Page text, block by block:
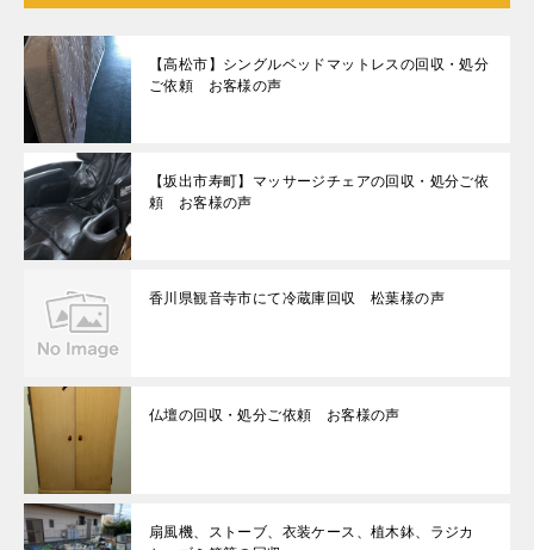
【高松市】シングルベッドマットレスの回収・処分
ご依頼 お客様の声
【坂出市寿町】マッサージチェアの回収・処分ご依
頼 お客様の声
香川県観音寺市にて冷蔵庫回収 松葉様の声
仏壇の回収・処分ご依頼 お客様の声
扇風機、ストーブ、衣装ケース、植木鉢、ラジカ